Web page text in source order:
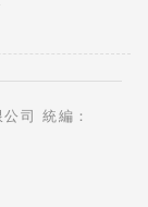
司 統編：